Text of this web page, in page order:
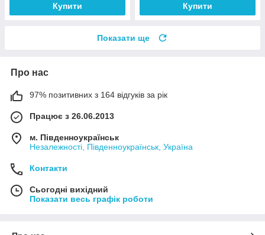
Купити Купити
Показати ще
Про нас
97% позитивних з 164 відгуків за рік
Працює з 26.06.2013
м. Південноукраїнськ
Незалежності, Південноукраїнськ, Україна
Контакти
Сьогодні вихідний
Показати весь графік роботи